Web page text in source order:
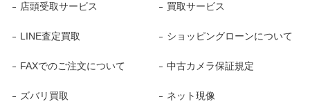
店頭受取サービス 買取サービス
LINE査定買取 ショッピングローンについて
FAXでのご注文について 中古カメラ保証規定
ズバリ買取 ネット現像